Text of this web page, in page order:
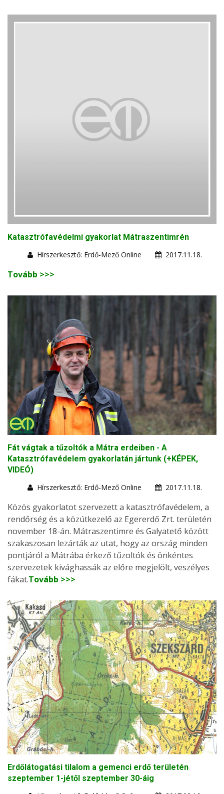
Katasztrófavédelmi gyakorlat Mátraszentimrén
Hírszerkesztő: Erdő-Mező Online
2017.11.18.
Tovább >>>
Fát vágtak a tűzoltók a Mátra erdeiben - A
Katasztrófavédelem gyakorlatán jártunk (+KÉPEK,
VIDEÓ)
Hírszerkesztő: Erdő-Mező Online
2017.11.18.
Közös gyakorlatot szervezett a katasztrófavédelem, a
rendőrség és a közútkezelő az Egererdő Zrt. területén
november 18-án. Mátraszentimre és Galyatető között
szakaszosan lezárták az utat, hogy az ország minden
pontjáról a Mátrába érkező tűzoltók és önkéntes
szervezetek kivághassák az előre megjelölt, veszélyes
fákat.Tovább >>>
Erdőlátogatási tilalom a gemenci erdő területén
szeptember 1-jétől szeptember 30-áig